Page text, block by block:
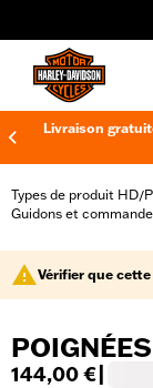
Livraison
Types de produit HD/
Guidons et
Vérifier que
144,00 €